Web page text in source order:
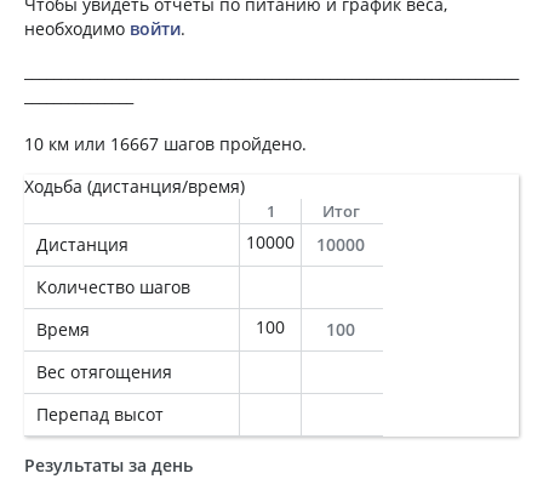
необходимо войти.
10 км или 16667 шагов пройдено.
Ходьба (дистанция/время)
1 Итог
Дистанция 10000
10000
Количество шагов
Время
100
100
Вес отягощения
Перепад высот
Результаты за день